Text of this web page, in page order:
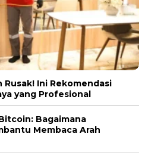
Ini Rekomendasi
yang Profesional
Bagaimana
Membaca Arah